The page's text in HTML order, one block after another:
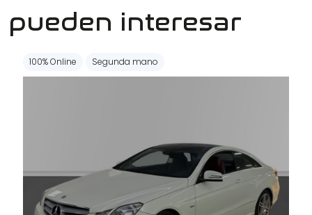
pueden interesar
100% Online Segunda mano